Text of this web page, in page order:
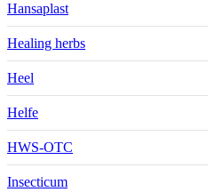
Hansaplast
Healing herbs
Heel
Helfe
HWS-OTC
Insecticum